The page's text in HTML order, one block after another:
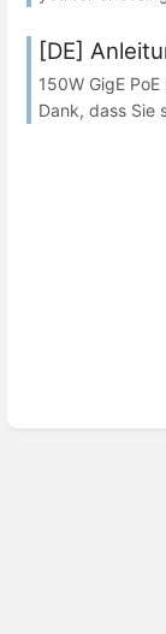
[DE]
150W GigE
Dank, dass Sie